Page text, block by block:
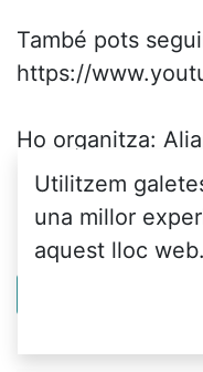
També pots
https://
Ho organitza:
climàtica, amb la
Revolta.
Utilitzem
una millor
aquest lloc web.